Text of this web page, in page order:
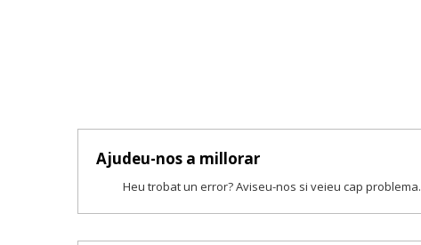
Ajudeu-nos a millorar
Heu trobat un error? Aviseu-nos si veieu cap problema.